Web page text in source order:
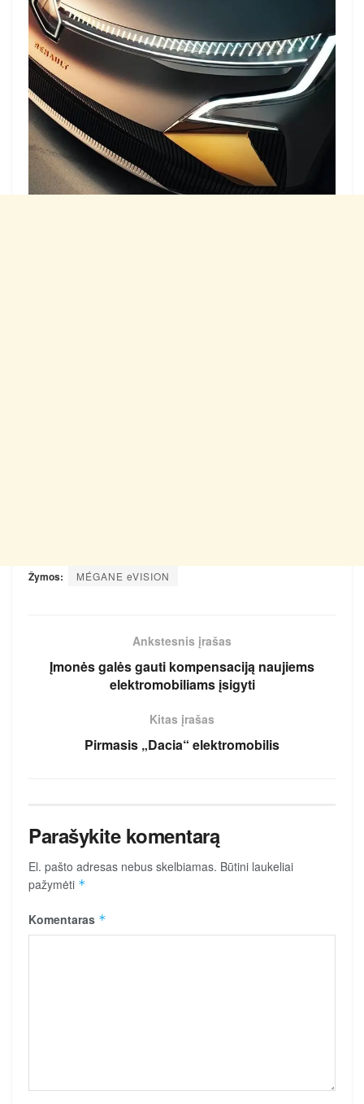
Žymos: MÉGANE eVISION
Ankstesnis įrašas
Įmonės galės gauti kompensaciją naujiems
elektromobiliams įsigyti
Kitas įrašas
Pirmasis „Dacia“ elektromobilis
Parašykite komentarą
El. pašto adresas nebus skelbiamas. Būtini laukeliai
pažymėti *
Komentaras *